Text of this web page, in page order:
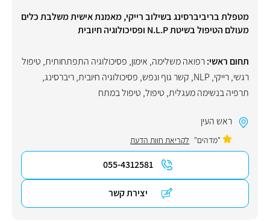
מטפלת בריביברסינג בשילוב רייקי, מאמנת אישית משלבת כלים
מעולם הטיפול בשיטת N.L.P ופסיכולוגיה חיובית
תחום ראשי:רפואה משלימה, אימון, פסיכולוגיה התפתחותית, טיפול
רגשי,רייקי,
NLP
, קשר גוף ונפש, פסיכולוגיה חיובית,ריברסינג,
תרפיה בנשימה מעגלית, טיפול, טיפול במתח
ראש העין
"מדהים" לקריאת חוות הדעת
055-4312581
יצירת קשר